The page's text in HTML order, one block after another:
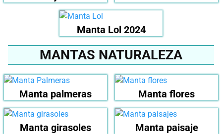
Manta Lol 2024
MANTAS NATURALEZA
Manta palmeras Manta flores
Manta girasoles Manta paisaje